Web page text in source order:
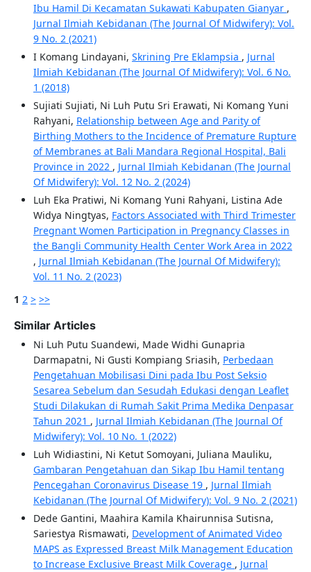
Ibu Hamil Di Kecamatan Sukawati Kabupaten Gianyar ,
Jurnal Ilmiah Kebidanan (The Journal Of Midwifery): Vol.
9 No. 2 (2021)
I Komang Lindayani, Skrining Pre Eklampsia , Jurnal
Ilmiah Kebidanan (The Journal Of Midwifery): Vol. 6 No.
1 (2018)
Sujiati Sujiati, Ni Luh Putu Sri Erawati, Ni Komang Yuni
Rahyani, Relationship between Age and Parity of
Birthing Mothers to the Incidence of Premature Rupture
of Membranes at Bali Mandara Regional Hospital, Bali
Province in 2022 , Jurnal Ilmiah Kebidanan (The Journal
Of Midwifery): Vol. 12 No. 2 (2024)
Luh Eka Pratiwi, Ni Komang Yuni Rahyani, Listina Ade
Widya Ningtyas, Factors Associated with Third Trimester
Pregnant Women Participation in Pregnancy Classes in
the Bangli Community Health Center Work Area in 2022
, Jurnal Ilmiah Kebidanan (The Journal Of Midwifery):
Vol. 11 No. 2 (2023)
1 2 > >>
Similar Articles
Ni Luh Putu Suandewi, Made Widhi Gunapria
Darmapatni, Ni Gusti Kompiang Sriasih, Perbedaan
Pengetahuan Mobilisasi Dini pada Ibu Post Seksio
Sesarea Sebelum dan Sesudah Edukasi dengan Leaflet
Studi Dilakukan di Rumah Sakit Prima Medika Denpasar
Tahun 2021 , Jurnal Ilmiah Kebidanan (The Journal Of
Midwifery): Vol. 10 No. 1 (2022)
Luh Widiastini, Ni Ketut Somoyani, Juliana Mauliku,
Gambaran Pengetahuan dan Sikap Ibu Hamil tentang
Pencegahan Coronavirus Disease 19 , Jurnal Ilmiah
Kebidanan (The Journal Of Midwifery): Vol. 9 No. 2 (2021)
Dede Gantini, Maahira Kamila Khairunnisa Sutisna,
Sariestya Rismawati, Development of Animated Video
MAPS as Expressed Breast Milk Management Education
to Increase Exclusive Breast Milk Coverage , Jurnal